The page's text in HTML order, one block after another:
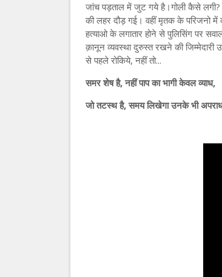
जांच पड़ताल में जुट गये है।गोली कैसे लगी?
की लहर दौड़ गई। वहीं मृतक के परिजनो
हत्याओ के लगातार होने से पुलिसिंग पर
क़ानून व्यवस्था दुरुस्त रखने की
से पहले रोकिये, नहीं तो...
समर शेष है, नहीं पाप का भागी केवल व्याध,
जो तटस्थ है, समय लिखेगा उनके भी